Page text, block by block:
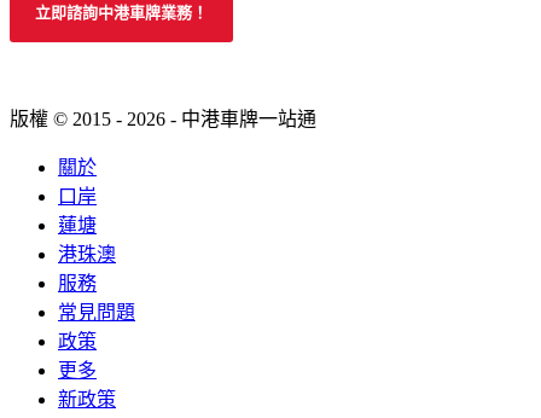
立即諮詢中港車牌業務！
版權 © 2015 - 2026 - 中港車牌一站通
關於
口岸
蓮塘
港珠澳
服務
常見問題
政策
更多
新政策